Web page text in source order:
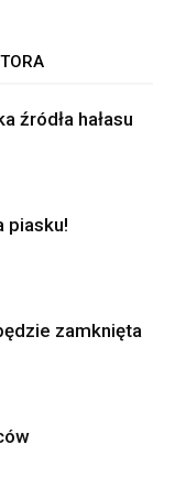
źródła hałasu
piasku!
zamknięta